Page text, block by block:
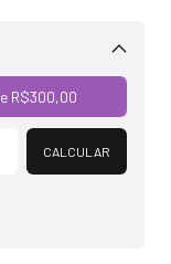
R$300,00
CALCULAR